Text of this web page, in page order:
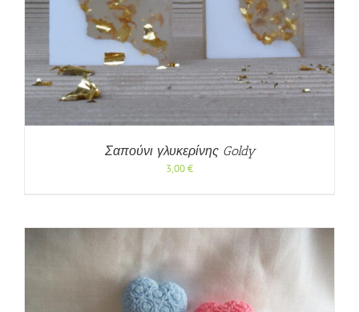
Σαπούνι γλυκερίνης Goldy
3,00€